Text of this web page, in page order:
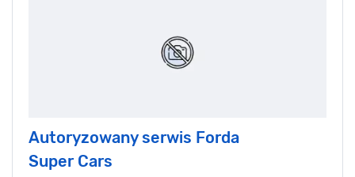
Autoryzowany serwis Forda
Super Cars